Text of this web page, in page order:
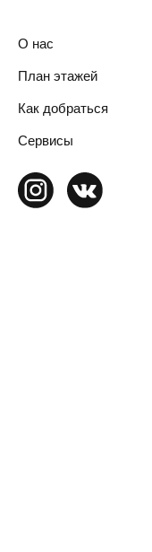
О нас
План этажей
Как добраться
Сервисы